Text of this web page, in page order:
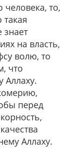
человека, то,
знает
на власть,
волю, то
что
Аллаху.
перед
Аллаху.